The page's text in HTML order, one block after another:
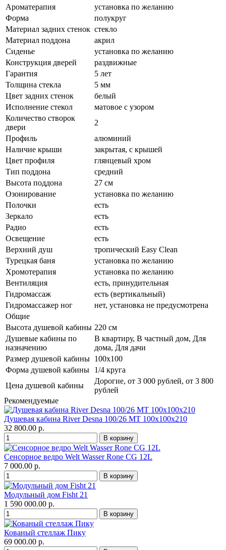
Ароматерапия
установка по желанию
Форма
полукруг
Материал задних стенок стекло
Материал поддона
акрил
Сиденье
установка по желанию
Конструкция дверей
раздвижные
Гарантия
5 лет
Толщина стекла
5 мм
Цвет задних стенок
белый
Исполнение стекол
матовое с узором
Количество створок
двери
2
Профиль
алюминий
Наличие крыши
закрытая, с крышей
Цвет профиля
глянцевый хром
Тип поддона
средний
Высота поддона
27 см
Озонирование
установка по желанию
Полочки
есть
Зеркало
есть
Радио
есть
Освещение
есть
Верхний душ
тропический Easy Clean
Турецкая баня
установка по желанию
Хромотерапия
установка по желанию
Вентиляция
есть, принудительная
Гидромассаж
есть (вертикальный)
Гидромассажер ног
нет, установка не предусмотрена
Общие
Высота душевой кабины 220 см
Душевые кабины по
назначению
В квартиру, В частный дом, Для
дома, Для дачи
Размер душевой кабины 100х100
Форма душевой кабины
1/4 круга
Цена душевой кабины
Дорогие, от 3 000 рублей, от 3 800
рублей
Рекомендуемые
Душевая кабина River Desna 100/26 МТ 100х100х210
32 800.00 р.
Сенсорное ведро Welt Wasser Rone CG 12L
7 000.00 р.
Модульный дом Fisht 21
1 590 000.00 р.
Кованый стеллаж Пику
69 000.00 р.